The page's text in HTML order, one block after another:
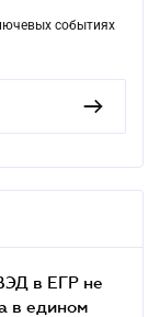
событиях
в ЕГР не
в едином